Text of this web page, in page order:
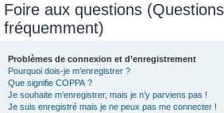
Foire aux questions
fréquemment)
Problèmes de connexion et d’enregistrement
Pourquoi dois-je m’enregistrer ?
Que signifie COPPA ?
Je souhaite m’enregistrer, mais je n’y parviens pas !
Je suis enregistré mais je ne peux pas me connecter !